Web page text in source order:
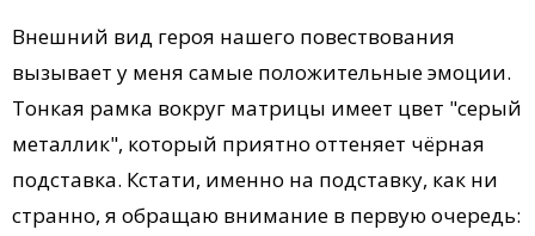
Внешний вид героя нашего повествования
вызывает у меня самые положительные эмоции.
Тонкая рамка вокруг матрицы имеет цвет "серый
металлик", который приятно оттеняет чёрная
подставка. Кстати, именно на подставку, как ни
странно, я обращаю внимание в первую очередь: